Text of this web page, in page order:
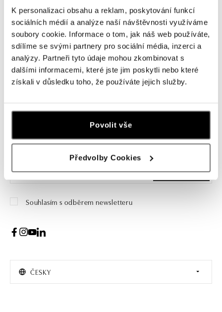
K personalizaci obsahu a reklam, poskytování funkcí
sociálních médií a analýze naší návštěvnosti využíváme
soubory cookie. Informace o tom, jak náš web používáte,
sdílíme se svými partnery pro sociální média, inzerci a
analýzy. Partneři tyto údaje mohou zkombinovat s
dalšími informacemi, které jste jim poskytli nebo které
získali v důsledku toho, že používáte jejich služby.
Povolit vše
Předvolby Cookies
Nechte se inspirovat naši nabídkou zásnubních prstenů i
stylových kousků na každý den.
Přihlášení k odběru newsletteru
Objevte nejnovější kolekce, novinky a exkluzivní produkty.
Žena
Muž
PŘIHLÁŠENÍ
Souhlasím s odběrem newsletteru
ČESKY